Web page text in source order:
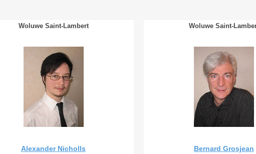
Woluwe Saint-Lambert
Alexander Nicholls
Woluwe Saint-
Bernard Grosjean